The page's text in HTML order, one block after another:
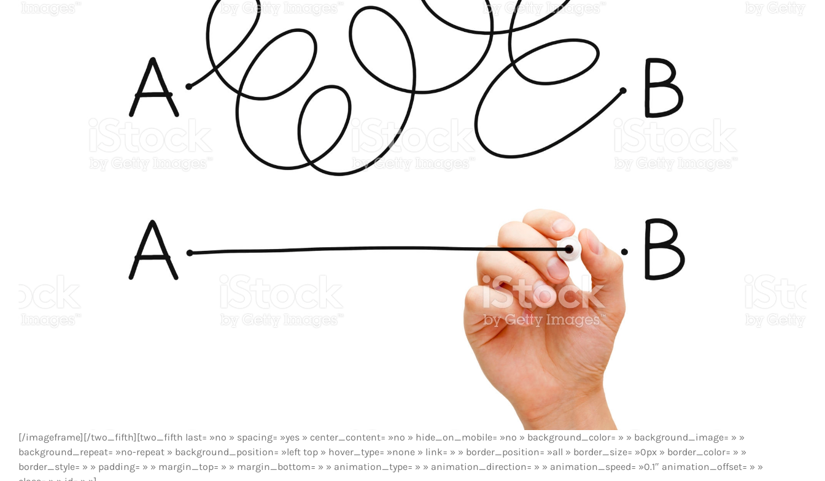
[/imageframe][/two_fifth][two_fifth last= »no » spacing= »yes » center_content= »no » hide_on_mobile= »no » background_color= » » background_image= » »
background_repeat= »no-repeat » background_position= »left top » hover_type= »none » link= » » border_position= »all » border_size= »0px » border_color= » »
border_style= » » padding= » » margin_top= » » margin_bottom= » » animation_type= » » animation_direction= » » animation_speed= »0.1″ animation_offset= » »